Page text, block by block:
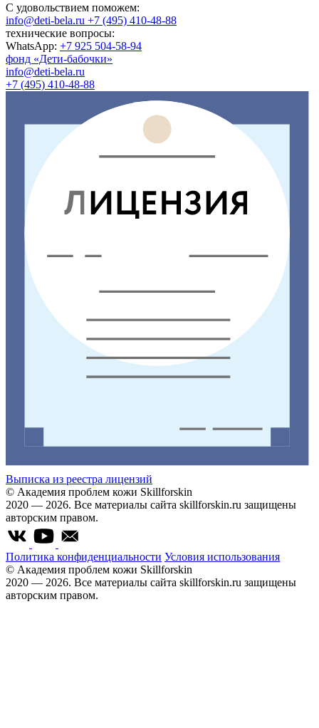
С удовольствием поможем:
info@deti-bela.ru +7 (495) 410-48-88
технические вопросы:
WhatsApp: +7 925 504-58-94
фонд «Дети-бабочки»
info@deti-bela.ru
+7 (495) 410-48-88
Выписка из реестра лицензий
© Академия проблем кожи Skillforskin
2020 — 2026. Все материалы сайта skillforskin.ru защищены
авторским правом.
Политика конфиденциальности Условия использования
© Академия проблем кожи Skillforskin
2020 — 2026. Все материалы сайта skillforskin.ru защищены
авторским правом.